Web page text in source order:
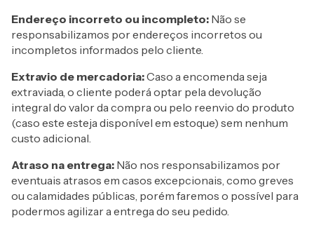
Endereço incorreto ou incompleto: Não se
responsabilizamos por endereços incorretos ou
incompletos informados pelo cliente.
Extravio de mercadoria:Caso a encomenda seja
extraviada, o cliente poderá optar pela devolução
integral do valor da compra ou pelo reenvio do produto
(caso este esteja disponível em estoque) sem nenhum
custo adicional.
Atraso na entrega: Não nos responsabilizamos por
eventuais atrasos em casos excepcionais, como greves
ou calamidades públicas, porém faremos o possível para
podermos agilizar a entrega do seu pedido.